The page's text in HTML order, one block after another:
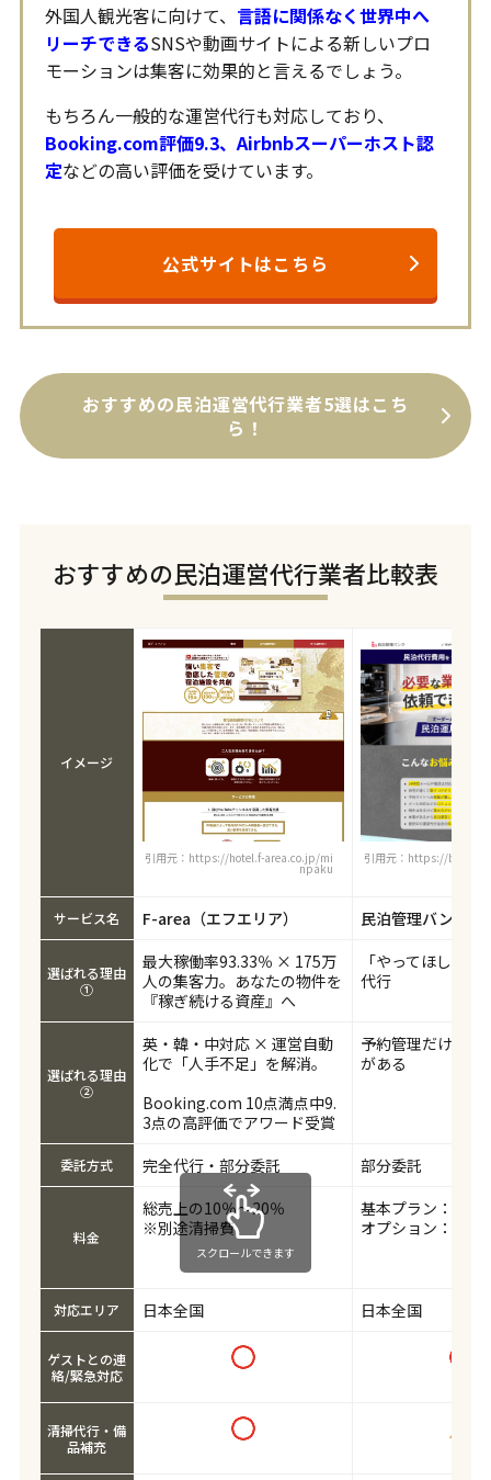
外国人観光客に向けて、 言語に関係なく世界中へ
リーチできるSNSや動画サイトによる新しいプロ
モーションは集客に効果的と言えるでしょう。
もちろん一般的な運営代行も対応しており、
Booking.com評価9.3、Airbnbスーパーホスト認
定などの高い評価を受けています。
公式サイトはこちら
おすすめの民泊運営代行業者5選はこち
ら！
おすすめの民泊運営代行業者比較表
イメージ
引用元：https://hotel.f-area.co.jp/mi
npaku
引用元：https://
サービス名 F-area（エフエリア） 民泊管理バンク
選ばれる理由
①
最大稼働率93.33％ × 175万
人の集客力。あなたの物件を
『稼ぎ続ける資産』へ
「やってほしい
代行
選ばれる理由
②
英・韓・中対応 × 運営自動
化で「人手不足」を解消。
Booking.com 10点満点中9.
3点の高評価でアワード受賞
予約管理だけ受託
がある
委託方式 完全代行・部分委託 部分委託
料金
総売上の10％～20％
※別途清掃費
基本プラン：
オプション：
対応エリア 日本全国 日本全国
ゲストとの連
絡/緊急対応
清掃代行・備
品補充
スクロールできます